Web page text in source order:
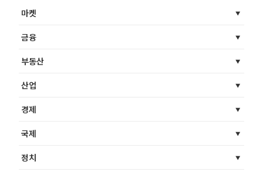
마켓
금융
부동산
산업
경제
국제
정치